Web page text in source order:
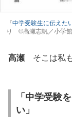
『中学受験生に伝えた
り ©高瀬志帆／小学館
高瀬 そこは私
「中学受験
い」